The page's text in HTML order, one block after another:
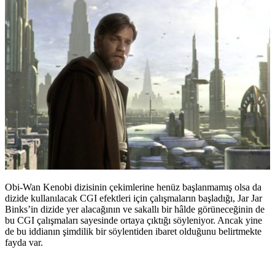
Obi-Wan Kenobi dizisinin çekimlerine henüz başlanmamış olsa da
dizide kullanılacak CGI efektleri için çalışmaların başladığı, Jar Jar
Binks’in dizide yer alacağının ve sakallı bir hâlde görüneceğinin de
bu CGI çalışmaları sayesinde ortaya çıktığı söyleniyor. Ancak yine
de bu iddianın şimdilik bir söylentiden ibaret olduğunu belirtmekte
fayda var.